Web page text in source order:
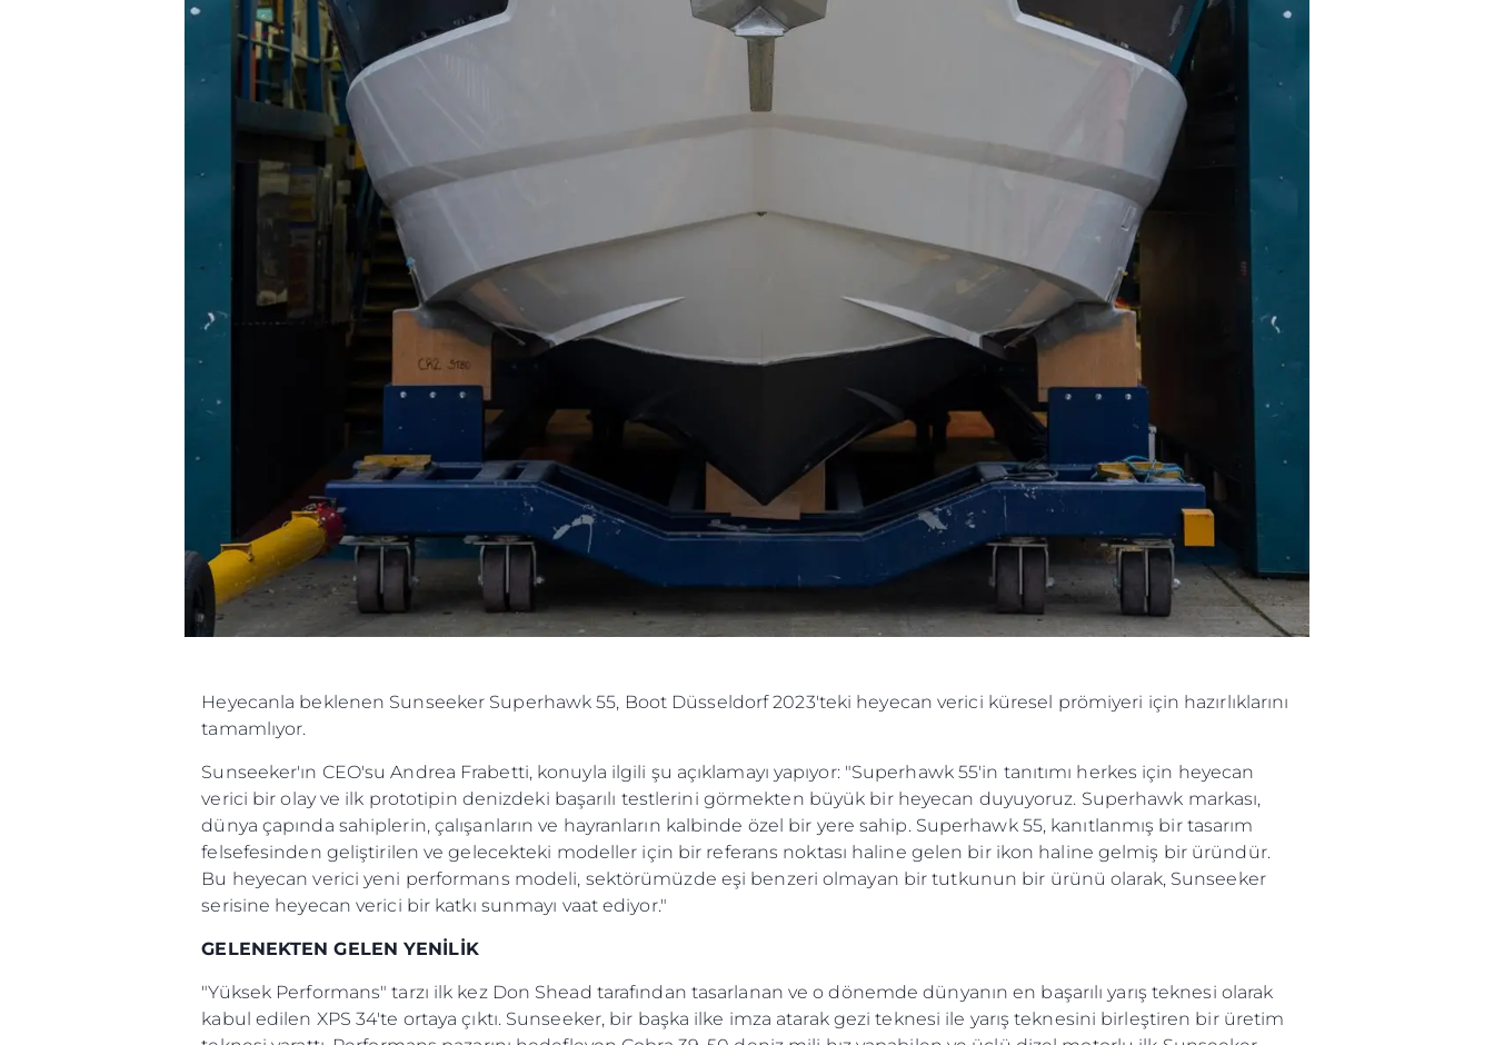
Heyecanla beklenen Sunseeker Superhawk 55, Boot Düsseldorf 2023'teki heyecan verici küresel prömiyeri için hazırlıklarını
tamamlıyor.
Sunseeker'ın CEO'su Andrea Frabetti, konuyla ilgili şu açıklamayı yapıyor: "Superhawk 55'in tanıtımı herkes için heyecan
verici bir olay ve ilk prototipin denizdeki başarılı testlerini görmekten büyük bir heyecan duyuyoruz. Superhawk markası,
dünya çapında sahiplerin, çalışanların ve hayranların kalbinde özel bir yere sahip. Superhawk 55, kanıtlanmış bir tasarım
felsefesinden geliştirilen ve gelecekteki modeller için bir referans noktası haline gelen bir ikon haline gelmiş bir üründür.
Bu heyecan verici yeni performans modeli, sektörümüzde eşi benzeri olmayan bir tutkunun bir ürünü olarak, Sunseeker
serisine heyecan verici bir katkı sunmayı vaat ediyor."
GELENEKTEN GELEN YENİLİK
"Yüksek Performans" tarzı ilk kez Don Shead tarafından tasarlanan ve o dönemde dünyanın en başarılı yarış teknesi olarak
kabul edilen XPS 34'te ortaya çıktı. Sunseeker, bir başka ilke imza atarak gezi teknesi ile yarış teknesini birleştiren bir üretim
COOKIE POLICY
RECRUITMENT
Teknenizin Piyasa Değerini